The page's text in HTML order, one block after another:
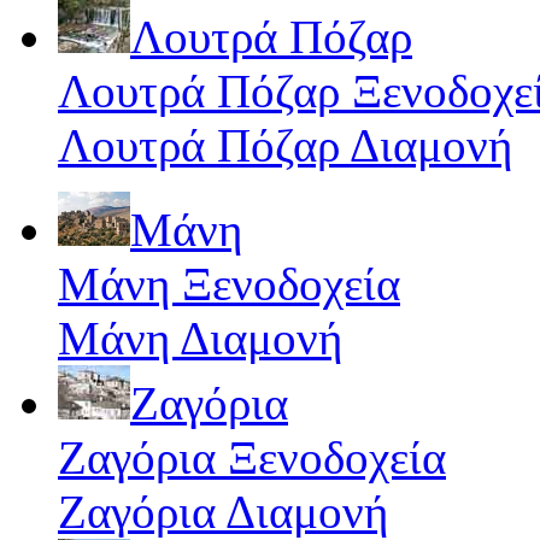
Λουτρά Πόζαρ
Λουτρά Πόζαρ
Λουτρά Πόζαρ Διαμονή
Μάνη
Μάνη Ξενοδοχεία
Μάνη Διαμονή
Ζαγόρια
Ζαγόρια Ξενοδοχεία
Ζαγόρια Διαμονή